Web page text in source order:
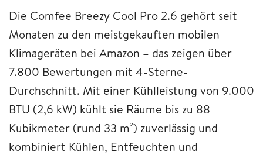
Die Comfee Breezy Cool Pro 2.6 gehört seit
Monaten zu den meistgekauften mobilen
Klimageräten bei Amazon – das zeigen über
7.800 Bewertungen mit 4-Sterne-
Durchschnitt. Mit einer Kühlleistung von 9.000
BTU (2,6 kW) kühlt sie Räume bis zu 88
Kubikmeter (rund 33 m²) zuverlässig und
kombiniert Kühlen, Entfeuchten und